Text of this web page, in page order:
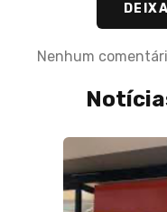
Nenhum